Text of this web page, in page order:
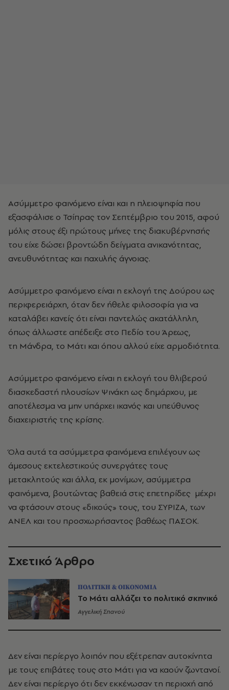
Ασύμμετρο φαινόμενο είναι και η πλειοψηφία που
εξασφάλισε ο Τσίπρας τον Σεπτέμβριο του 2015, αφού
μόλις στους έξι πρώτους μήνες της διακυβέρνησής
του είχε δώσει βροντώδη δείγματα ανικανότητας,
ανευθυνότητας και παχυλής άγνοιας.
Ασύμμετρο φαινόμενο είναι η εκλογή της Δούρου ως
περιφερειάρχη, όταν δεν ήθελε φιλοσοφία για να
καταλάβει κανείς ότι είναι παντελώς ακατάλληλη,
όπως άλλωστε απέδειξε στο Πεδίο του Άρεως,
τη Μάνδρα, το Μάτι και όπου αλλού είχε αρμοδιότητα.
Ασύμμετρο φαινόμενο είναι η εκλογή του θλιβερού
διασκεδαστή πλουσίων Ψινάκη ως δημάρχου, με
αποτέλεσμα να μην υπάρχει ικανός και υπεύθυνος
διαχειριστής της κρίσης.
Όλα αυτά τα ασύμμετρα φαινόμενα επιλέγουν ως
άμεσους εκτελεστικούς συνεργάτες τους
μετακλητούς και άλλα, εκ μονίμων, ασύμμετρα
φαινόμενα, βουτώντας βαθειά στις επετηρίδες μέχρι
να φτάσουν στους «δικούς» τους, του ΣΥΡΙΖΑ, των
ΑΝΕΛ και του προσχωρήσαντος βαθέως ΠΑΣΟΚ.
Σχετικό Άρθρο
ΠΟΛΙΤΙΚΗ & ΟΙΚΟΝΟΜΙΑ
Το Μάτι αλλάζει το πολιτικό σκηνικό
Αγγελική Σπανού
Δεν είναι περίεργο λοιπόν που εξέτρεπαν αυτοκίνητα
με τους επιβάτες τους στο Μάτι για να καούν ζωντανοί.
Δεν είναι περίεργο ότι δεν εκκένωσαν τη περιοχή από